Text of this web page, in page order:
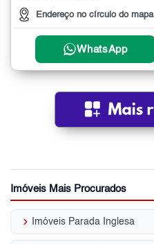
Endereço no círculo do mapa
WhatsApp
Imóveis Mais Procurados
keyboard_arrow_right Imóveis Parada Inglesa